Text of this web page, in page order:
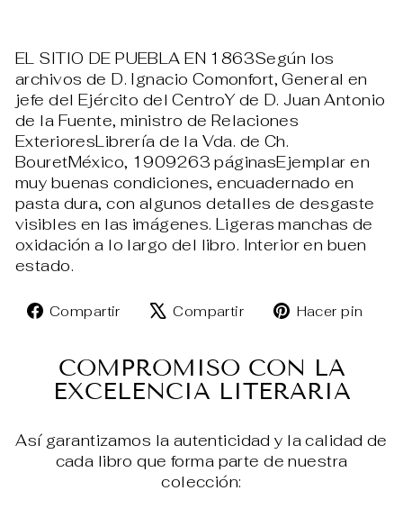
EL SITIO DE PUEBLA EN 1863Según los
archivos de D. Ignacio Comonfort, General en
jefe del Ejército del CentroY de D. Juan Antonio
de la Fuente, ministro de Relaciones
ExterioresLibrería de la Vda. de Ch.
BouretMéxico, 1909263 páginasEjemplar en
muy buenas condiciones, encuadernado en
pasta dura, con algunos detalles de desgaste
visibles en las imágenes. Ligeras manchas de
oxidación a lo largo del libro. Interior en buen
estado.
Compartir
Compartir
Compartir
TuitearHacer pin
COMPROMISO CON LA
EXCELENCIA LITERARIA
Así garantizamos la autenticidad y la calidad de
cada libro que forma parte de nuestra
colección: